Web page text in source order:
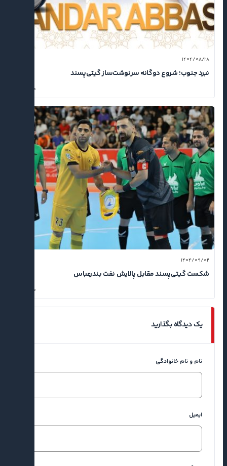
۱۴۰۴/۰۸/۲۸
نبرد جنوب؛ شروع دوگانه سرنوشت‌ساز گیتی‌پسند
۰
۱۴۰۴/۰۹/۰۲
شکست گیتی‌پسند مقابل پالایش نفت بندرعباس
۰
یک دیدگاه بگذارید
نام و نام خانوادگی
ایمیل